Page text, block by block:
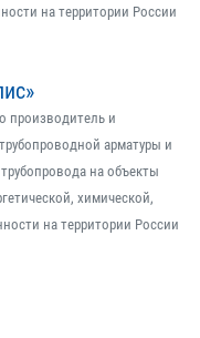
на территории России
производитель и
арматуры и
на объекты
химической,
на территории России